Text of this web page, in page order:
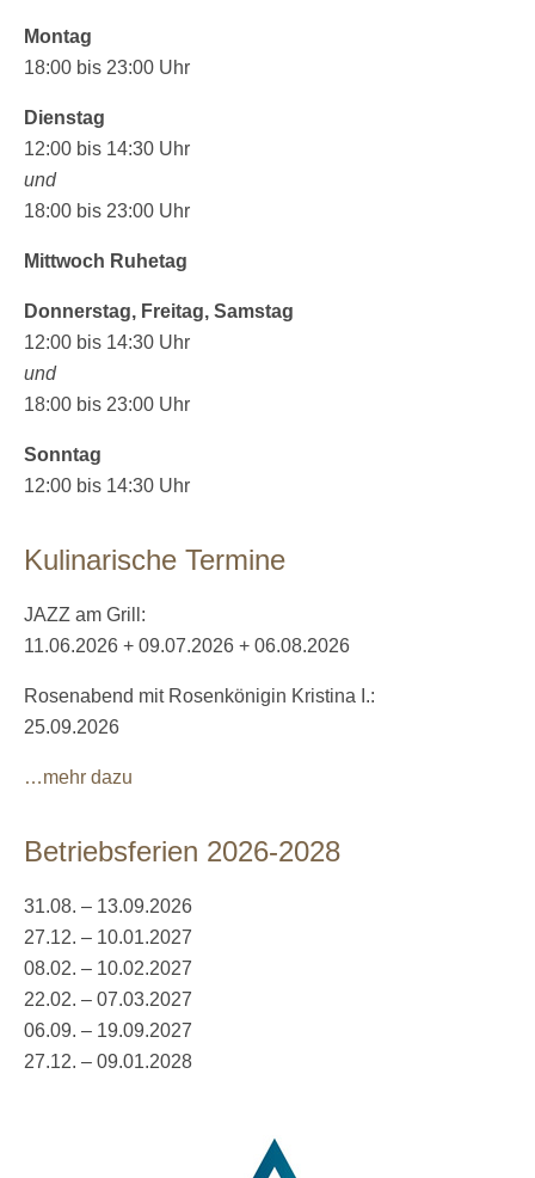
Montag
18:00 bis 23:00 Uhr
Dienstag
12:00 bis 14:30 Uhr
und
18:00 bis 23:00 Uhr
Mittwoch Ruhetag
Donnerstag, Freitag, Samstag
12:00 bis 14:30 Uhr
und
18:00 bis 23:00 Uhr
Sonntag
12:00 bis 14:30 Uhr
Kulinarische Termine
JAZZ am Grill:
11.06.2026 + 09.07.2026 + 06.08.2026
Rosenabend mit Rosenkönigin Kristina I.:
25.09.2026
…mehr dazu
Betriebsferien 2026-2028
31.08. – 13.09.2026
27.12. – 10.01.2027
08.02. – 10.02.2027
22.02. – 07.03.2027
06.09. – 19.09.2027
27.12. – 09.01.2028